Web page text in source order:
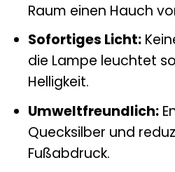
Raum einen Hauch
Sofortiges Licht:
die Lampe leuchtet
Helligkeit.
Umweltfreundlich:
Quecksilber und
Fußabdruck.